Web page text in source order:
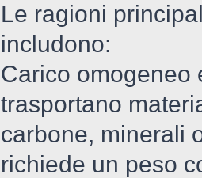
Le ragioni
includono:
Carico omogeneo
trasportano
carbone, minerali
richiede un peso